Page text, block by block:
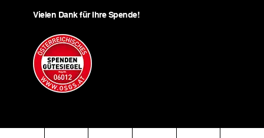
Vielen Dank für Ihre Spende!